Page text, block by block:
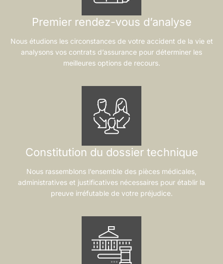
Premier rendez-vous d’analyse
Nous étudions les circonstances de votre accident de la vie et
analysons vos contrats d’assurance pour déterminer les
meilleures options de recours.
Constitution du dossier technique
Nous rassemblons l’ensemble des pièces médicales,
administratives et justificatives nécessaires pour établir la
preuve irréfutable de votre préjudice.